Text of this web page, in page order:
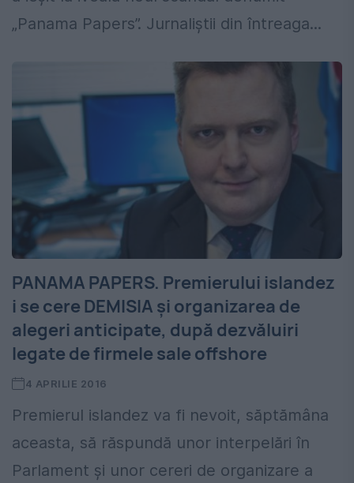
„Panama Papers”. Jurnaliștii din întreaga...
PANAMA PAPERS. Premierului islandez
i se cere DEMISIA și organizarea de
alegeri anticipate, după dezvăluiri
legate de firmele sale offshore
4 APRILIE 2016
Premierul islandez va fi nevoit, săptămâna
aceasta, să răspundă unor interpelări în
Parlament și unor cereri de organizare a